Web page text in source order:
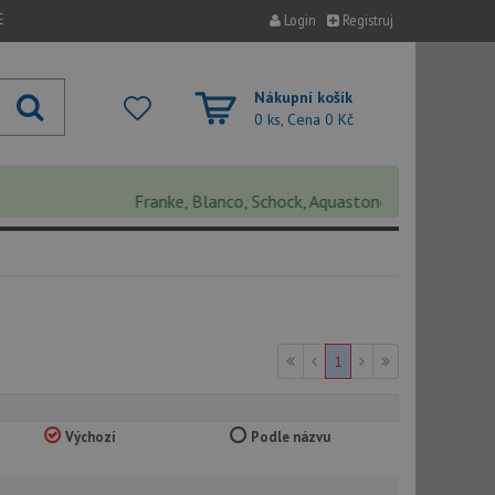
Login Registruj
Nákupní košík
0 ks, Cena 0 Kč
Franke, Blanco, Schock, Aquastone, Teka, Helika,
1
Výchozí Podle názvu